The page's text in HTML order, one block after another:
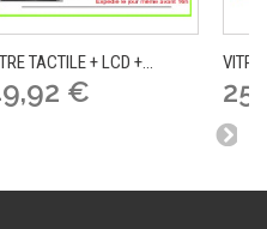
TACTILE + LCD +...
€